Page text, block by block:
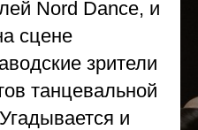
Nord Dance, и
сцене
зрители
танцевальной
и